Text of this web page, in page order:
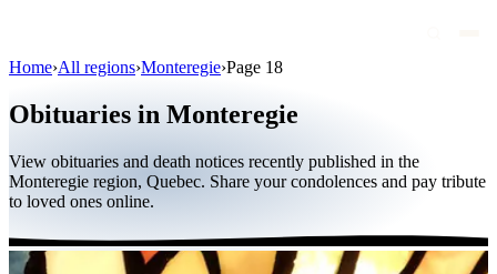
Public figures
Quebec
Canada
International
Home›All regions›Monteregie›Page 18
Obituaries in Monteregie
View obituaries and death notices recently published in the
Monteregie region, Quebec. Share your condolences and pay tribute
to loved ones online.